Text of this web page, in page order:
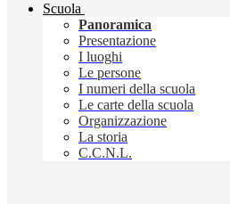
Scuola
Panoramica
Presentazione
I luoghi
Le persone
I numeri della scuola
Le carte della scuola
Organizzazione
La storia
C.C.N.L.